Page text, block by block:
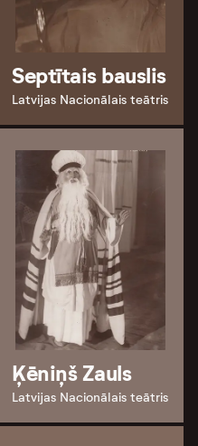
Septītais bauslis
Latvijas Nacionālais teātris
Ķēniņš Zauls
Latvijas Nacionālais teātris